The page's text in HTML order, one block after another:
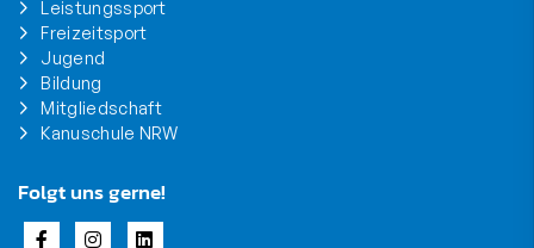
Leistungssport
Freizeitsport
Jugend
Bildung
Mitgliedschaft
Kanuschule NRW
Folgt uns gerne!